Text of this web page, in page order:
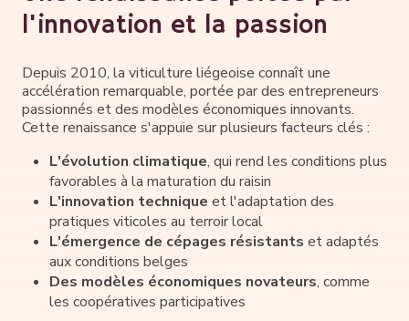
l'innovation et la passion
Depuis 2010, la viticulture liégeoise connaît une
accélération remarquable, portée par des entrepreneurs
passionnés et des modèles économiques innovants.
Cette renaissance s'appuie sur plusieurs facteurs clés :
L'évolution climatique, qui rend les conditions plus
favorables à la maturation du raisin
L'innovation technique et l'adaptation des
pratiques viticoles au terroir local
L'émergence de cépages résistants et adaptés
aux conditions belges
Des modèles économiques novateurs, comme
les coopératives participatives